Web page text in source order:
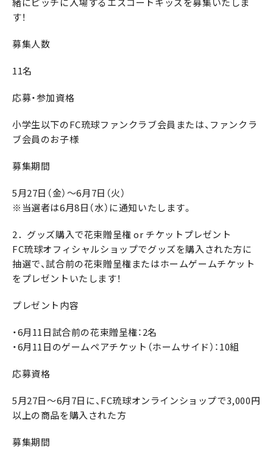
す！
募集人数
11名
応募・参加資格
小学生以下のFC琉球ファンクラブ会員または、ファンクラ
ブ会員のお子様
募集期間
5月27日（金）～6月7日（火）
※当選者は6月8日（水）に通知いたします。
2．グッズ購入で花束贈呈権 or チケットプレゼント
FC琉球オフィシャルショップでグッズを購入された方に
抽選で、試合前の花束贈呈権またはホームゲームチケット
をプレゼントいたします！
プレゼント内容
・6月11日試合前の花束贈呈権：2名
・6月11日のゲームペアチケット（ホームサイド）：10組
応募資格
5月27日～6月7日に、FC琉球オンラインショップで3,000円
以上の商品を購入された方
募集期間